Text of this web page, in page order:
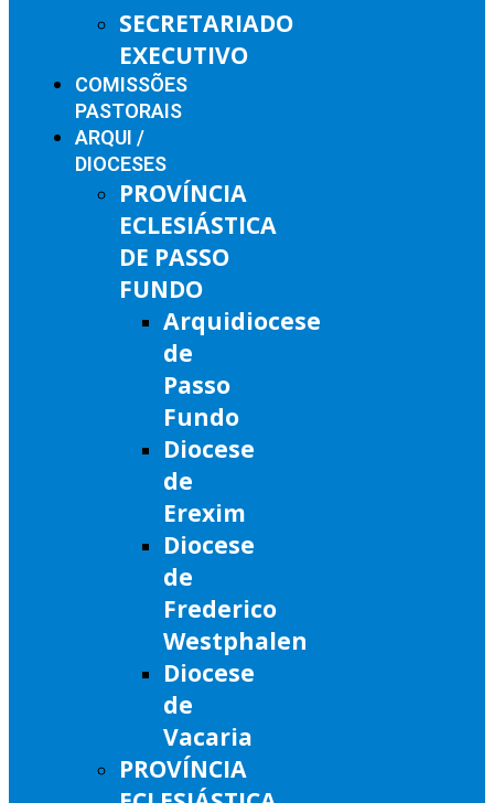
SECRETARIADO
EXECUTIVO
COMISSÕES
PASTORAIS
ARQUI /
DIOCESES
PROVÍNCIA
ECLESIÁSTICA
DE PASSO
FUNDO
Arquidiocese
de
Passo
Fundo
Diocese
de
Erexim
Diocese
de
Frederico
Westphalen
Diocese
de
Vacaria
PROVÍNCIA